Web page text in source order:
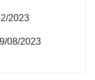
2023
08/2023